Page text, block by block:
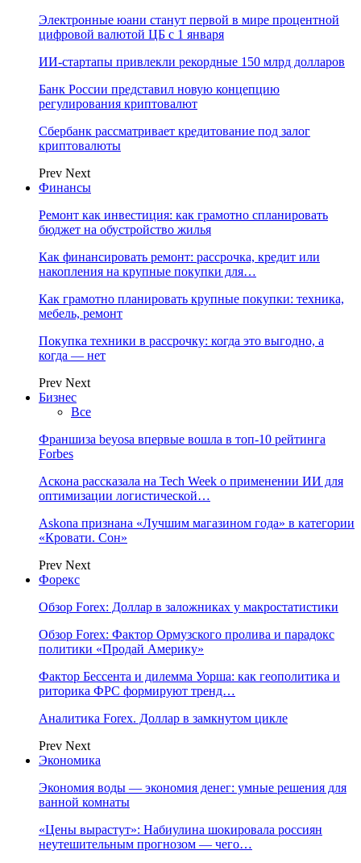
Электронные юани станут первой в мире процентной
цифровой валютой ЦБ с 1 января
ИИ-стартапы привлекли рекордные 150 млрд долларов
Банк России представил новую концепцию
регулирования криптовалют
Сбербанк рассматривает кредитование под залог
криптовалюты
Prev Next
Финансы
Ремонт как инвестиция: как грамотно спланировать
бюджет на обустройство жилья
Как финансировать ремонт: рассрочка, кредит или
накопления на крупные покупки для…
Как грамотно планировать крупные покупки: техника,
мебель, ремонт
Покупка техники в рассрочку: когда это выгодно, а
когда — нет
Prev Next
Бизнес
Все
Франшиза beyosa впервые вошла в топ-10 рейтинга
Forbes
Аскона рассказала на Tech Week о применении ИИ для
оптимизации логистической…
Askona признана «Лучшим магазином года» в категории
«Кровати. Сон»
Prev Next
Форекс
Обзор Forex: Доллар в заложниках у макростатистики
Обзор Forex: Фактор Ормузского пролива и парадокс
политики «Продай Америку»
Фактор Бессента и дилемма Уорша: как геополитика и
риторика ФРС формируют тренд…
Аналитика Forex. Доллар в замкнутом цикле
Prev Next
Экономика
Экономия воды — экономия денег: умные решения для
ванной комнаты
«Цены вырастут»: Набиулина шокировала россиян
неутешительным прогнозом — чего…